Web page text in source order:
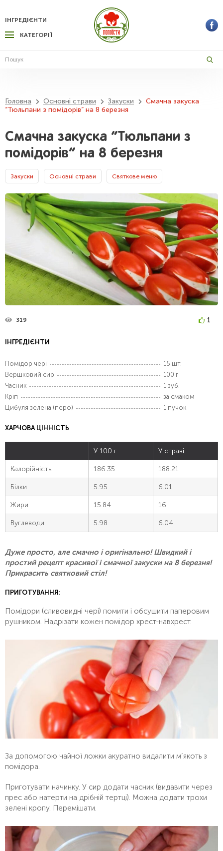
КАТЕГОРІЇ
ІНГРЕДІЄНТИ
Головна Основні страви Закуски
Смачна закуска
“Тюльпани з помідорів” на 8 березня
Смачна закуска “Тюльпани з
помідорів” на 8 березня
Закуски Основні страви Святкове меню
319 1
ІНГРЕДІЄНТИ
Помідор чері
15 шт.
Вершковий сир
100 г
Часник
1 зуб.
Кріп
за смаком
Цибуля зелена (перо)
1 пучок
ХАРЧОВА ЦІННІСТЬ
У 100 г У страві
Калорійність 186.35 188.21
Білки 5.95 6.01
Жири 15.84 16
Вуглеводи 5.98 6.04
Дуже просто, але смачно і оригінально! Швидкий і
простий рецепт красивої і смачної закуски на 8 березня!
Прикрасить святковий стіл!
ПРИГОТУВАННЯ:
Помідори (сливовидні чері) помити і обсушити паперовим
рушником. Надрізати кожен помідор хрест-навхрест.
За допомогою чайної ложки акуратно видалити м’якоть з
помідора.
Приготувати начинку. У сир додати часник (видавити через
прес або натерти на дрібній тертці). Можна додати трохи
зелені кропу. Перемішати.